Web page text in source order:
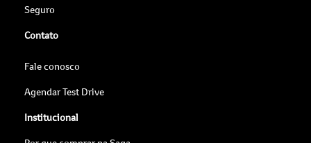
Seguro
Contato
Fale conosco
Agendar Test Drive
Institucional